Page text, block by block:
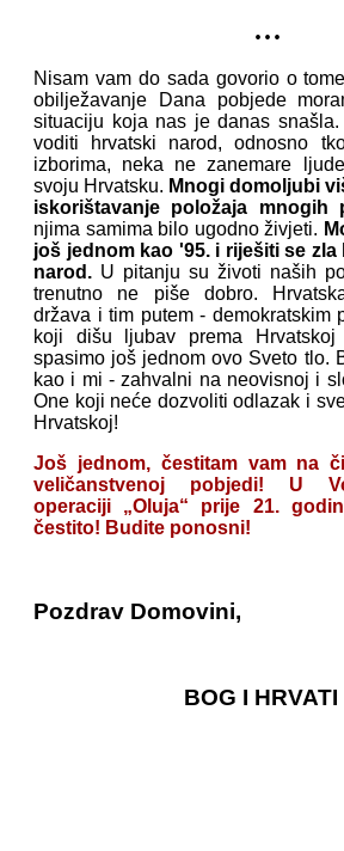
...
Nisam vam do sada govorio o
obilježavanje Dana pobjede
situaciju koja nas je danas
voditi hrvatski narod, odnosno
izborima, neka ne zanemare
svoju Hrvatsku. Mnogi domoljubi
iskorištavanje položaja mnogih
njima samima bilo ugodno živjeti.
još jednom kao '95. i riješiti se
narod. U pitanju su životi naših
trenutno ne piše dobro.
država i tim putem - demokratskim
koji dišu ljubav prema
spasimo još jednom ovo Sveto tlo.
kao i mi - zahvalni na neovisnoj i
One koji neće dozvoliti odlazak i
Hrvatskoj!
Još jednom, čestitam vam na
veličanstvenoj pobjedi! U
operaciji „Oluja“ prije 21.
čestito! Budite ponosni!
Pozdrav Domovini,
BOG I HRVATI